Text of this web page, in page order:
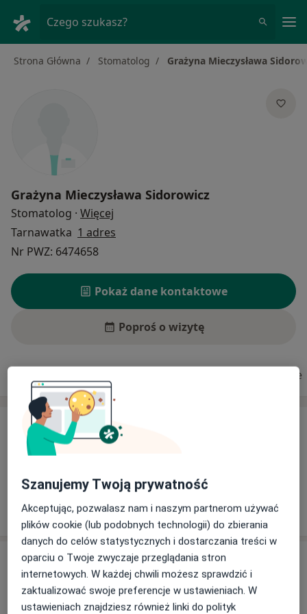
Czego szukasz?
Strona Główna Stomatolog Grażyna Mieczysława
Grażyna Mieczysława Sidorowicz
Stomatolog · Więcej
Tarnawatka 1 adres
Nr PWZ: 6474658
Pokaż dane kontaktowe
Poproś o wizytę
Opinie
Usługi i ceny
Brak informacji o usługach i cenach
cenach.
Adres
Gabinet Lekarski
Lubelska 57c,22-604 Tarnawatka
Szanujemy Twoją prywatność
Akceptując, pozwalasz nam i naszym partnerom używać
plików cookie (lub podobnych technologii) do zbierania
danych do celów statystycznych i dostarczania treści w
oparciu o Twoje zwyczaje przeglądania stron
internetowych. W każdej chwili możesz sprawdzić i
zaktualizować swoje preferencje w ustawieniach. W
ustawieniach znajdziesz również linki do polityk